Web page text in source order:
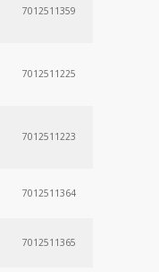
7012511359
7012511225
7012511223
7012511364
7012511365